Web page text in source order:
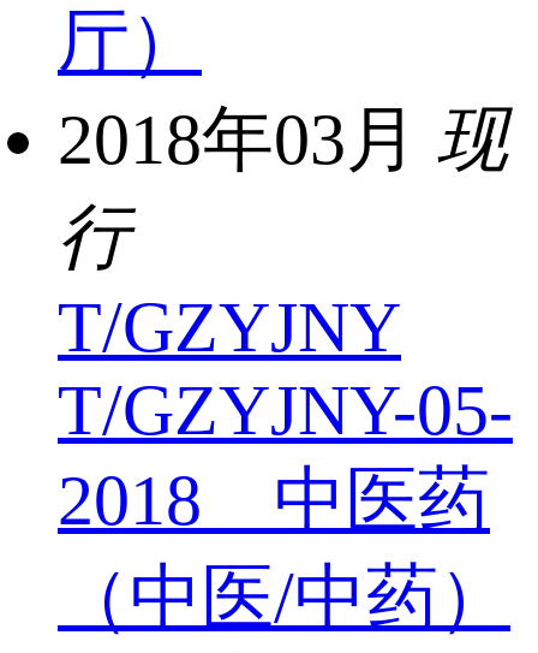
厅）
2018年03月 现
行
T/GZYJNY
T/GZYJNY-05-
2018 中医药
（中医/中药）